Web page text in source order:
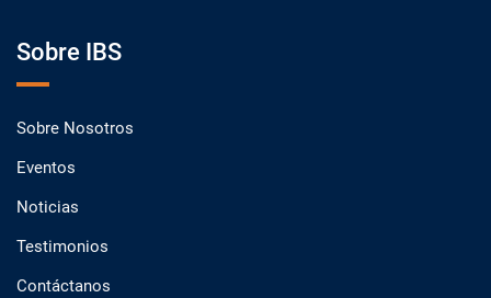
Sobre IBS
Sobre Nosotros
Eventos
Noticias
Testimonios
Contáctanos